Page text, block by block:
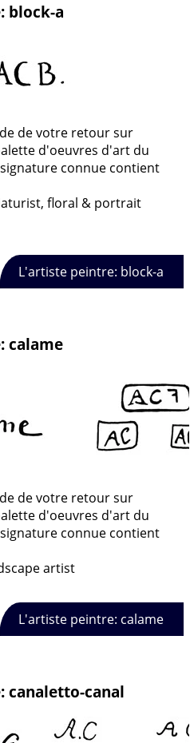
block-a
de votre retour sur
d'oeuvres d'art du
connue contient
floral & portrait
L'artiste peintre: block-a
calame
de votre retour sur
d'oeuvres d'art du
connue contient
artist
L'artiste peintre: calame
canaletto-canal